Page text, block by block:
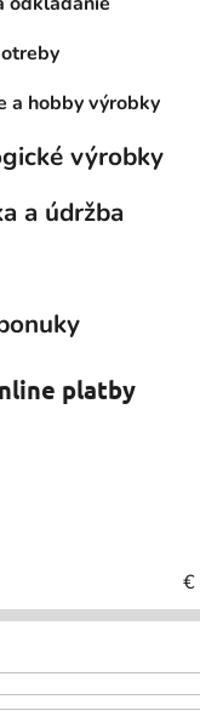
a hobby výrobky
výrobky
a údržba
platby
€